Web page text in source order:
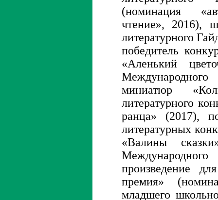
(номинация
чтение», 2016),
литературного
победитель
«Аленький
миниатюр
литературного
ранца» (2017),
литературных
«Валины
произведение
премия»
младшего